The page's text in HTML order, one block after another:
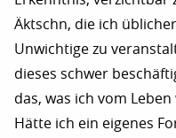
Äktschn, die ich
Unwichtige zu
dieses schwer
das, was ich vom Leben
Hätte ich ein eigenes